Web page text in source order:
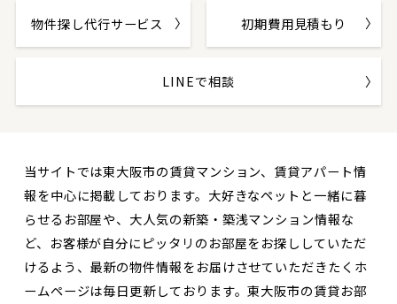
物件探し代行サービス 初期費用見積もり
LINEで相談
当サイトでは東大阪市の賃貸マンション、賃貸アパート情
報を中心に掲載しております。大好きなペットと一緒に暮
らせるお部屋や、大人気の新築・築浅マンション情報な
ど、お客様が自分にピッタリのお部屋をお探ししていただ
けるよう、最新の物件情報をお届けさせていただきたくホ
ームページは毎日更新しております。東大阪市の賃貸お部